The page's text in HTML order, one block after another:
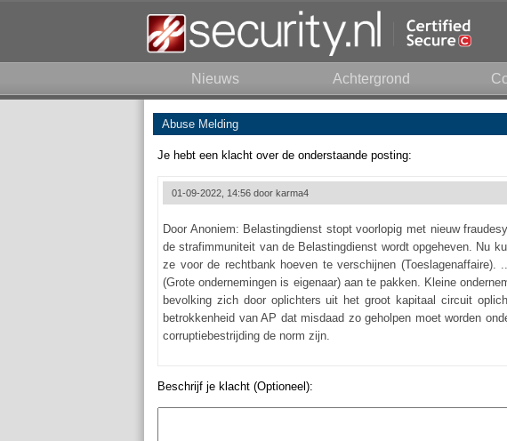
Nieuws Achtergrond
Abuse Melding
Je hebt een klacht over de onderstaande posting:
01-09-2022, 14:56 door karma4
Door Anoniem: Belastingdienst stopt voorlopig met nieuw
de strafimmuniteit van de Belastingdienst wordt opgeheven. Nu
ze voor de rechtbank hoeven te verschijnen
(Grote ondernemingen is eigenaar) aan te pakken. Kleine
bevolking zich door oplichters uit het groot kapitaal circuit
betrokkenheid van AP dat misdaad zo geholpen moet worden
corruptiebestrijding de norm zijn.
Beschrijf je klacht (Optioneel):